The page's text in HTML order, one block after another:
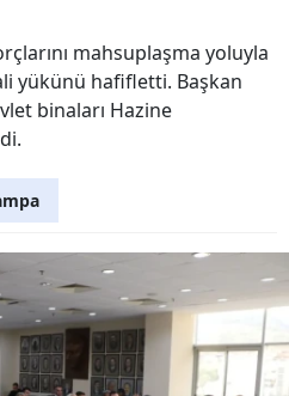
mahsuplaşma yoluyla
yükünü hafifletti. Başkan
binaları Hazine